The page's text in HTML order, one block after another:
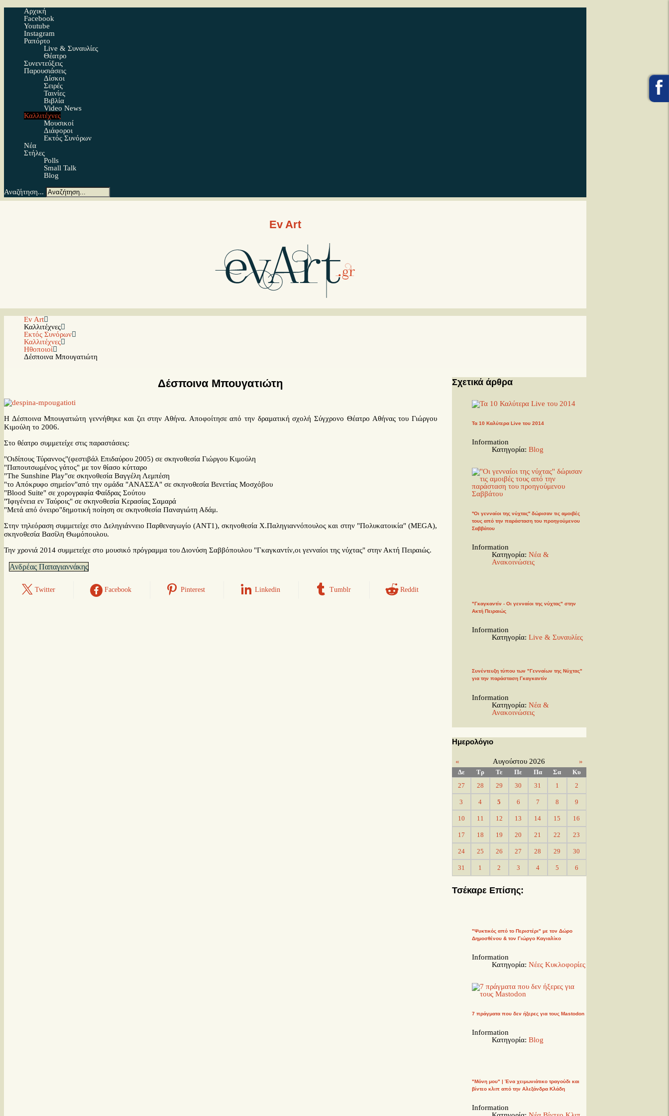
Αρχική
Facebook
Youtube
Instagram
Ραπόρτο
Live & Συναυλίες
Θέατρο
Συνεντεύξεις
Παρουσιάσεις
Δίσκοι
Σειρές
Ταινίες
Βιβλία
Video News
Καλλιτέχνες
Μουσικοί
Διάφοροι
Εκτός Συνόρων
Νέα
Στήλες
Polls
Small Talk
Blog
Αναζήτηση...
Ev Art
Ev Art
Καλλιτέχνες
Εκτός Συνόρων
Καλλιτέχνες
Ηθοποιοί
Δέσποινα Μπουγατιώτη
Δέσποινα Μπουγατιώτη
Η Δέσποινα Μπουγατιώτη γεννήθηκε και ζει στην Αθήνα. Αποφοίτησε από την δραματική σχολή Σύγχρονο Θέατρο Αθήνας του Γιώργου
Κιμούλη το 2006.
Στο θέατρο συμμετείχε στις παραστάσεις:
"Οιδίπους Τύραννος"(φεστιβάλ Επιδαύρου 2005) σε σκηνοθεσία Γιώργου Κιμούλη
"Παπουτσωμένος γάτος" με τον θίασο κύτταρο
"The Sunshine Play"σε σκηνοθεσία Βαγγέλη Λεμπέση
"το Απόκρυφο σημείον"από την ομάδα "ΑΝΑΣΣΑ" σε σκηνοθεσία Βενετίας Μοσχόβου
"Blood Suite" σε χορογραφία Φαίδρας Σούτου
"Ίφιγένεια εν Ταύροις" σε σκηνοθεσία Κερασίας Σαμαρά
"Mετά από όνειρο"δημοτική ποίηση σε σκηνοθεσία Παναγιώτη Αδάμ.
Στην τηλεόραση συμμετείχε στο Δεληγιάννειο Παρθεναγωγίο (ΑΝΤ1), σκηνοθεσία Χ.Παληγιαννόπουλος και στην "Πολυκατοικία" (MEGA),
σκηνοθεσία Βασίλη Θωμόπουλου.
Την χρονιά 2014 συμμετείχε στο μουσικό πρόγραμμα του Διονύση Σαββόπουλου "Γκαγκαντίν,οι γενναίοι της νύχτας" στην Ακτή Πειραιώς.
Ανδρέας Παπαγιαννάκης
Twitter Facebook Pinterest Linkedin Tumblr Reddit
Σχετικά άρθρα
Τα 10 Καλύτερα Live του 2014
Information
Κατηγορία: Blog
''Οι γενναίοι της νύχτας'' δώρισαν τις αμοιβές
τους από την παράσταση του προηγούμενου
Σαββάτου
Information
Κατηγορία: Νέα &
Ανακοινώσεις
"Γκαγκαντίν - Οι γενναίοι της νύχτας" στην
Ακτή Πειραιώς
Information
Κατηγορία: Live & Συναυλίες
Συνέντευξη τύπου των "Γενναίων της Νύχτας"
για την παράσταση Γκαγκαντίν
Information
Κατηγορία: Νέα &
Ανακοινώσεις
Ημερολόγιο
« Αυγούστου 2026 »
Δε Τρ Τε Πε Πα Σα
Κυ
27
28 29 30 31 1 2
3 4 5 6 7 8 9
10 11 12 13 14 15 16
17 18 19 20 21 22 23
24 25 26 27 28 29 30
31 1 2 3 4 5 6
Τσέκαρε Επίσης:
"Ψυκτικός από το Περιστέρι" με τον Δώρο
Δημοσθένου & τον Γιώργο Καγιαλίκο
Information
Κατηγορία: Νέες Κυκλοφορίες
7 πράγματα που δεν ήξερες για τους Mastodon
Information
Κατηγορία: Blog
"Μόνη μου" | Ένα χειμωνιάτικο τραγούδι και
βίντεο κλιπ από την Αλεξάνδρα Κλάδη
Information